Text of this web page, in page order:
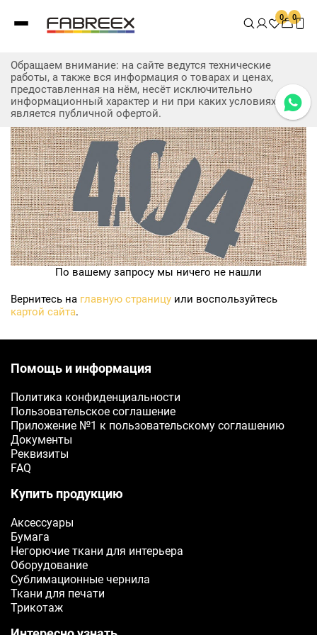
0 0
Обращаем внимание: на сайте ведутся технические
работы, а также вся информация о товарах и ценах,
предоставленная на нём, несёт исключительно
информационный характер и ни при каких условиях не
является публичной офертой.
По вашему запросу мы ничего не нашли
Вернитесь на главную страницу или воспользуйтесь
картой сайта.
Помощь и информация
Политика конфиденциальности
Пользовательское соглашение
Приложение №1 к пользовательскому соглашению
Документы
Реквизиты
FAQ
Купить продукцию
Аксессуары
Бумага
Негорючие ткани для интерьера
Оборудование
Сублимационные чернила
Ткани для печати
Трикотаж